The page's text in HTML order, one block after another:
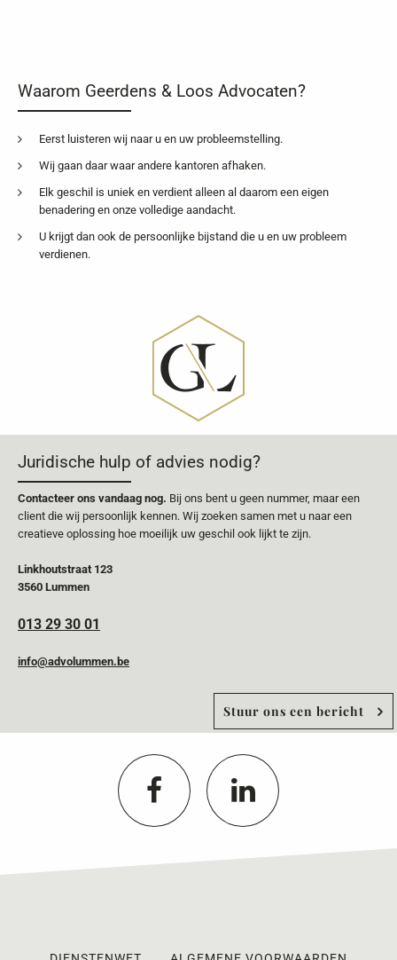
Waarom Geerdens & Loos Advocaten?
Eerst luisteren wij naar u en uw probleemstelling.
Wij gaan daar waar andere kantoren afhaken.
Elk geschil is uniek en verdient alleen al daarom een eigen
benadering en onze volledige aandacht.
U krijgt dan ook de persoonlijke bijstand die u en uw probleem
verdienen.
Juridische hulp of advies nodig?
Contacteer ons vandaag nog. Bij ons bent u geen nummer, maar een
client die wij persoonlijk kennen. Wij zoeken samen met u naar een
creatieve oplossing hoe moeilijk uw geschil ook lijkt te zijn.
Linkhoutstraat 123
3560 Lummen
013 29 30 01
info@advolummen.be
Stuur ons een bericht